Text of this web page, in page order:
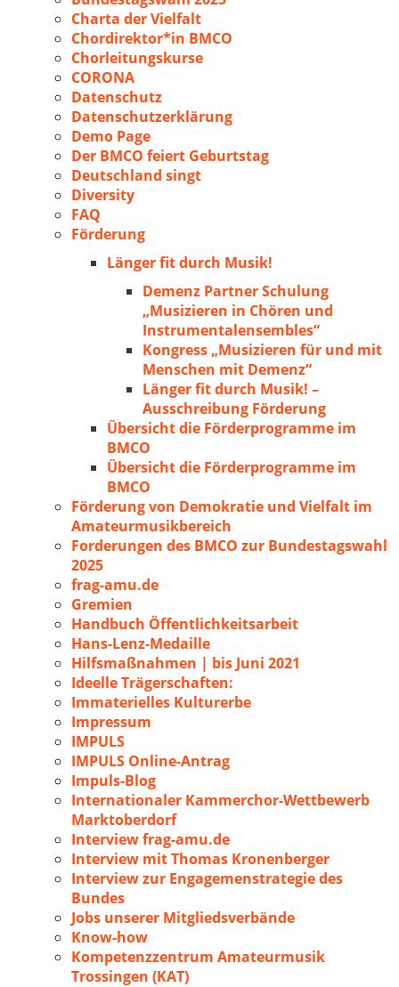
Charta der Vielfalt
Chordirektor*in BMCO
Chorleitungskurse
CORONA
Datenschutz
Datenschutzerklärung
Demo Page
Der BMCO feiert Geburtstag
Deutschland singt
Diversity
FAQ
Förderung
Länger fit durch Musik!
Demenz Partner Schulung
„Musizieren in Chören und
Instrumentalensembles“
Kongress „Musizieren für und mit
Menschen mit Demenz“
Länger fit durch Musik! –
Ausschreibung Förderung
Übersicht die Förderprogramme im
BMCO
Übersicht die Förderprogramme im
BMCO
Förderung von Demokratie und Vielfalt im
Amateurmusikbereich
Forderungen des BMCO zur Bundestagswahl
2025
frag-amu.de
Gremien
Handbuch Öffentlichkeitsarbeit
Hans-Lenz-Medaille
Hilfsmaßnahmen | bis Juni 2021
Ideelle Trägerschaften:
Immaterielles Kulturerbe
Impressum
IMPULS
IMPULS Online-Antrag
Impuls-Blog
Internationaler Kammerchor-Wettbewerb
Marktoberdorf
Interview frag-amu.de
Interview mit Thomas Kronenberger
Interview zur Engagemenstrategie des
Bundes
Jobs unserer Mitgliedsverbände
Know-how
Kompetenzzentrum Amateurmusik
Trossingen (KAT)